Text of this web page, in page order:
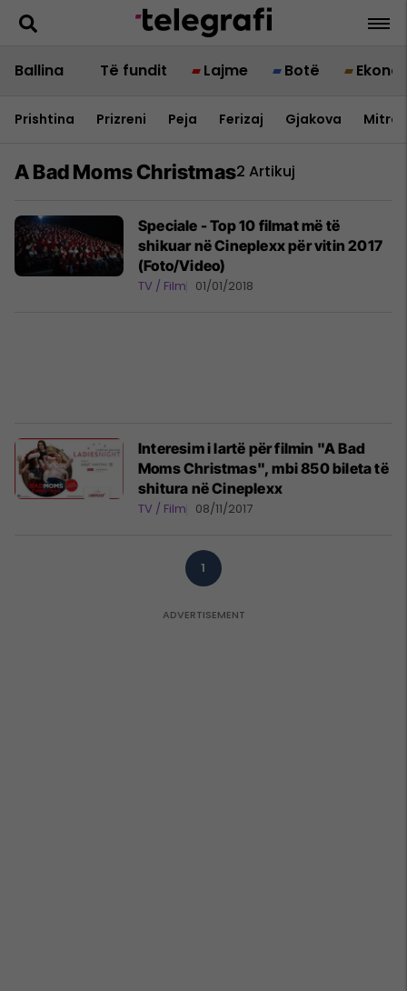
Ballina Të fundit Lajme Botë
Prishtina Prizreni Peja Ferizaj Gjakova
A Bad Moms Christmas2 Artikuj
Speciale - Top 10 filmat më të
shikuar në Cineplexx për vitin 2017
(Foto/Video)
TV / Film 01/01/2018
Interesim i lartë për filmin "A Bad
Moms Christmas", mbi 850 bileta të
shitura në Cineplexx
TV / Film 08/11/2017
1